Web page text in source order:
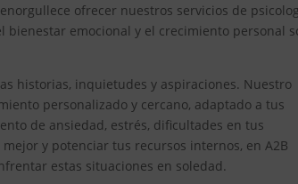
ofrecer nuestros servicios de
bienestar emocional y el crecimiento personal
historias, inquietudes y aspiraciones. Nuestro
personalizado y cercano, adaptado a tus
de ansiedad, estrés, dificultades en tus
y potenciar tus recursos internos, en A2B
estas situaciones en soledad.